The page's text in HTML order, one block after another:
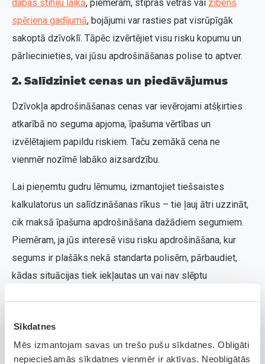
Sīkdatnes
Mēs izmantojam savas un trešo pušu sīkdatnes. Obligāti
nepieciešamās sīkdatnes vienmēr ir aktīvas. Neobligātās
dabas stihiju laikā, piemēram, stipras vētras vai zibens
spēriena gadījumā, bojājumi var rasties pat visrūpīgāk
sakoptā dzīvoklī. Tāpēc izvērtējiet visu risku kopumu un
pārliecinieties, vai jūsu apdrošināšanas polise to aptver.
2. Salīdziniet cenas un piedāvājumus
Dzīvokļa apdrošināšanas cenas var ievērojami atšķirties
atkarībā no seguma apjoma, īpašuma vērtības un
izvēlētajiem papildu riskiem. Taču zemākā cena ne
vienmēr nozīmē labāko aizsardzību.
Lai pieņemtu gudru lēmumu, izmantojiet tiešsaistes
kalkulatorus un salīdzināšanas rīkus – tie ļauj ātri uzzināt,
cik maksā īpašuma apdrošināšana dažādiem segumiem.
Piemēram, ja jūs interesē visu risku apdrošināšana, kur
segums ir plašāks nekā standarta polisēm, pārbaudiet,
kādas situācijas tiek iekļautas un vai nav slēptu
Balcia apdrošināšana piedāvā elastīgus risinājumus –
pieskaņojot to savām vajadzībām un budžetam. Tas ļauj